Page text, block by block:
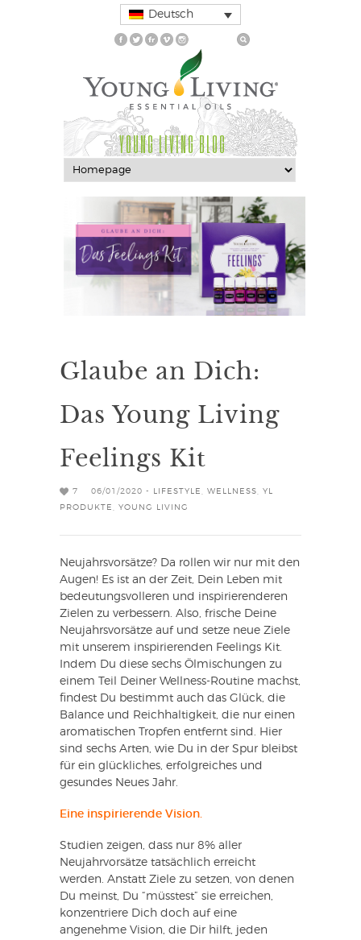
Deutsch
YOUNG LIVING BLOG
Glaube an Dich:
Das Young Living
Feelings Kit
7 06/01/2020 - LIFESTYLE WELLNESS
YL
PRODUKTE
YOUNG LIVING
Neujahrsvorsätze? Da rollen wir nur mit den
Augen! Es ist an der Zeit, Dein Leben mit
bedeutungsvolleren und inspirierenderen
Zielen zu verbessern. Also, frische Deine
Neujahrsvorsätze auf und setze neue Ziele
mit unserem inspirierenden Feelings Kit.
Indem Du diese sechs Ölmischungen zu
einem Teil Deiner Wellness-Routine machst,
findest Du bestimmt auch das Glück, die
Balance und Reichhaltigkeit, die nur einen
aromatischen Tropfen entfernt sind. Hier
sind sechs Arten, wie Du in der Spur bleibst
für ein glückliches, erfolgreiches und
gesundes Neues Jahr.
Eine inspirierende Vision.
Studien zeigen, dass nur 8% aller
Neujahrvorsätze tatsächlich erreicht
werden. Anstatt Ziele zu setzen, von denen
Du meinst, Du “müsstest” sie erreichen,
konzentriere Dich doch auf eine
angenehme Vision, die Dir hilft, jeden